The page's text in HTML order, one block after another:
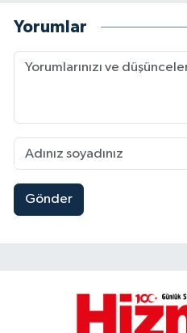
Yorumlar
Gönder